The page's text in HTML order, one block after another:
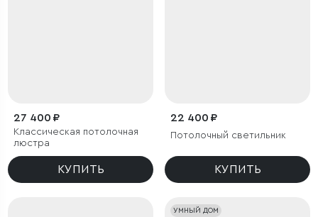
27 400 ₽
Классическая потолочная
люстра
КУПИТЬ
22 400 ₽
Потолочный светильник
КУПИТЬ
УМНЫЙ ДОМ